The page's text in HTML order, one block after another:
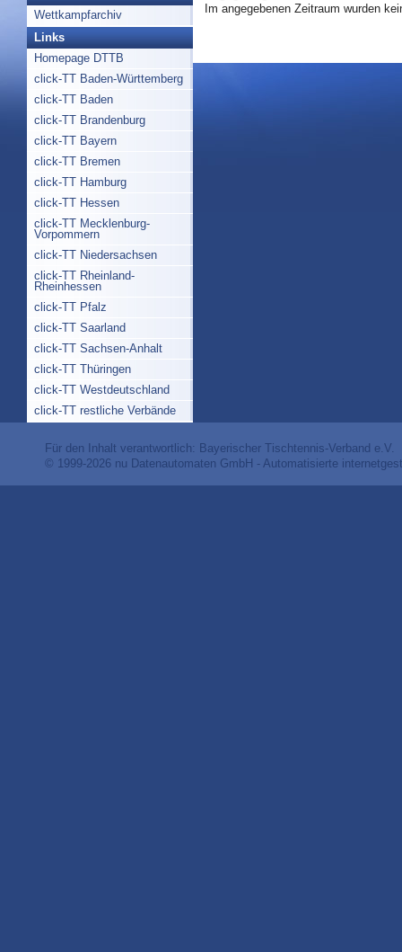
Wettkampfarchiv
Links
Homepage DTTB
click-TT Baden-Württemberg
click-TT Baden
click-TT Brandenburg
click-TT Bayern
click-TT Bremen
click-TT Hamburg
click-TT Hessen
click-TT Mecklenburg-
Vorpommern
click-TT Niedersachsen
click-TT Rheinland-
Rheinhessen
click-TT Pfalz
click-TT Saarland
click-TT Sachsen-Anhalt
click-TT Thüringen
click-TT Westdeutschland
click-TT restliche Verbände
Im angegebenen Zeitraum wurden
Für den Inhalt verantwortlich: Bayerischer Tischtennis-Verband e.V.
© 1999-2026 nu Datenautomaten GmbH - Automatisierte